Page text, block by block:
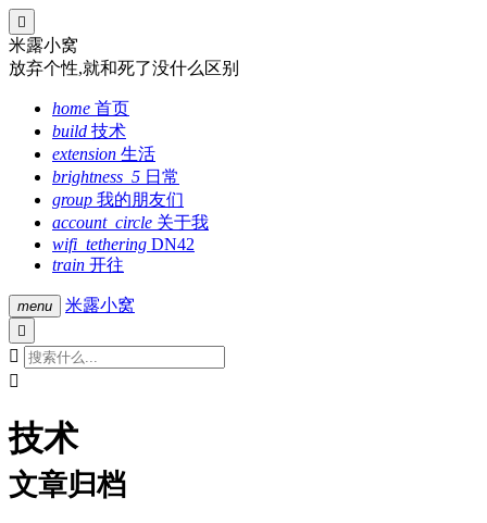

米露小窝
放弃个性,就和死了没什么区别
home 首页
build 技术
extension 生活
brightness_5 日常
group 我的朋友们
account_circle 关于我
wifi_tethering DN42
train 开往
menu 米露小窝



技术
文章归档